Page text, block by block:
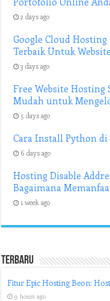
2 days ago
Google Cloud
Terbaik Untuk
3 days ago
Free Website Hosting
Mudah untuk
5 days ago
Cara Install Python
6 days ago
Hosting Disable
Bagaimana
1 week ago
Terbaru
Fitur Epic Hosting Beon:
9 hours ago